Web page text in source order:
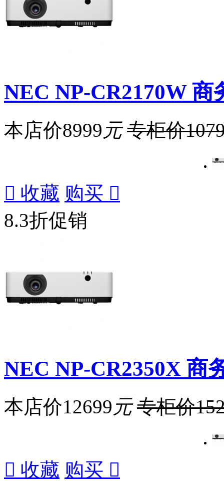
NEC NP-CR2170W 商
本店价8999 元 专柜价
 收藏 购买 
8.3折促销
NEC NP-CR2350X 商
本店价12699 元 专柜价
 收藏 购买 